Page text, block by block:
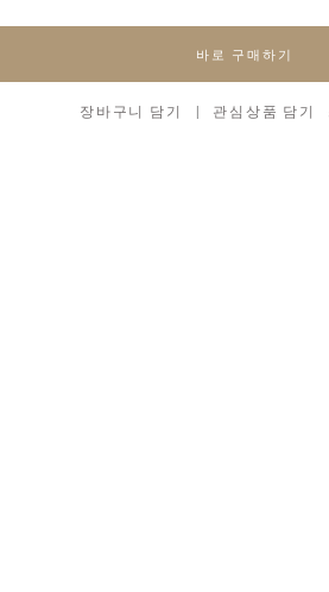
바로 구매하기
장바구니 담기 | 관심상품 담기